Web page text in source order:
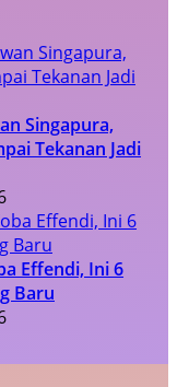
Singapura,
Tekanan Jadi
Effendi, Ini 6
Baru